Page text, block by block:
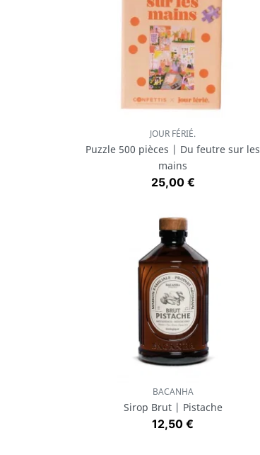
Aperçu rapide
JOUR FÉRIÉ.
Puzzle 500 pièces | Du feutre sur les
mains
Prix
25,00 €
Aperçu rapide
BACANHA
Sirop Brut | Pistache
Prix
12,50 €